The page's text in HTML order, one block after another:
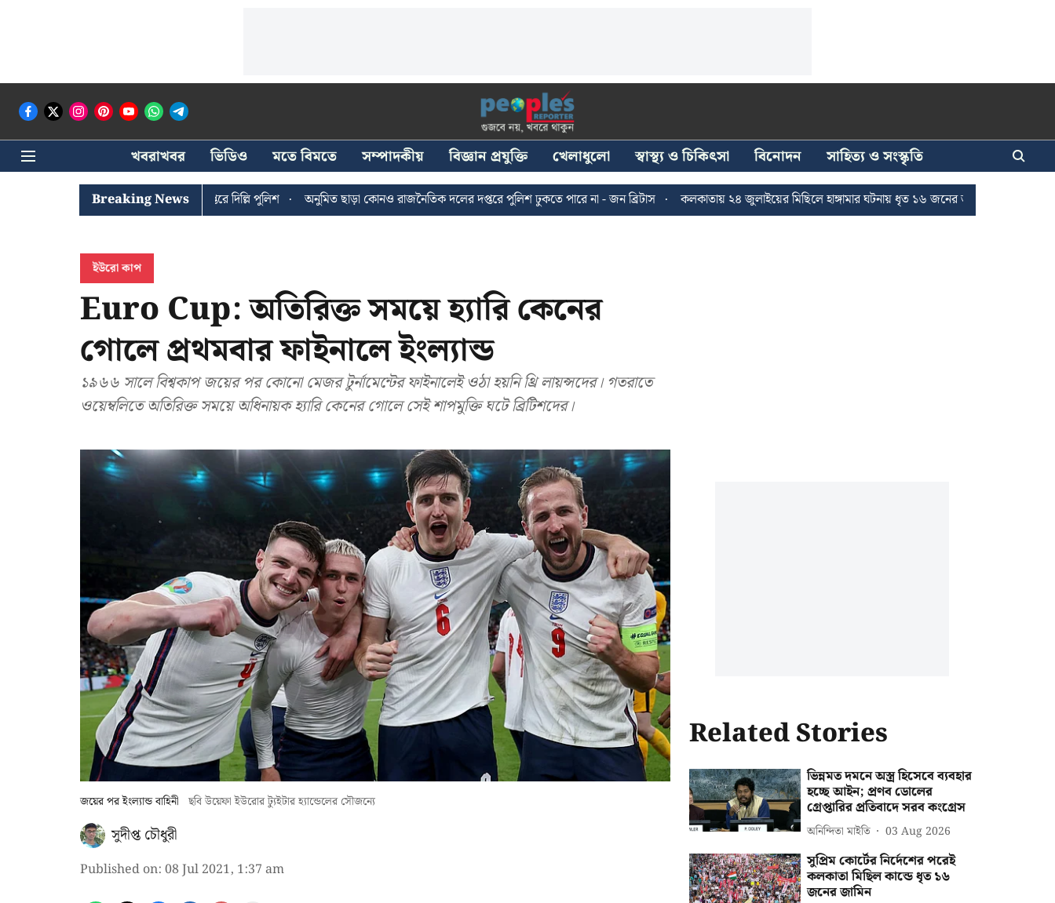
খবরাখবর ভিডিও মতে বিমতে সম্পাদকীয় বিজ্ঞান প্রযুক্তি খেলাধুলো স্বাস্থ্য ও চিকিৎসা বিনোদন সাহিত্য ও সংস্কৃতি
Breaking News
খোঁজে সিপিআইএম সদর দপ্তরে দিল্লি পুলিশ অনুমিত ছাড়া কোনও রাজনৈতিক দলের দপ্তরে পুলিশ ঢুকতে পারে না - জন ব্রিটাস কলকাতায় ২৪ জুলাইয়ের মিছিলে হাঙ্গামার ঘটনায় ধৃত ১৬ জনের জামিন দুর্নীতি দমনে রাজ্যে
ইউরো কাপ
Euro Cup: অতিরিক্ত সময়ে হ্যারি কেনের
গোলে প্রথমবার ফাইনালে ইংল্যান্ড
১৯৬৬ সালে বিশ্বকাপ জয়ের পর কোনো মেজর টুর্নামেন্টের ফাইনালেই ওঠা হয়নি থ্রি লায়ন্সদের। গতরাতে
ওয়েম্বলিতে অতিরিক্ত সময়ে অধিনায়ক হ্যারি কেনের গোলে সেই শাপমুক্তি ঘটে ব্রিটিশদের।
জয়ের পর ইংল্যান্ড বাহিনী ছবি উয়েফা ইউরোর ট‍্যুইটার হ‍্যান্ডেলের সৌজন্যে
সুদীপ্ত চৌধুরী
Published on: 08 Jul 2021, 1:37 am
Related Stories
ভিন্নমত দমনে অস্ত্র হিসেবে ব্যবহার
হচ্ছে আইন; প্রণব ডোলের
গ্রেপ্তারির প্রতিবাদে সরব কংগ্রেস
অনিন্দিতা মাইতি 03 Aug 2026
সুপ্রিম কোর্টের নির্দেশের পরেই
কলকাতা মিছিল কান্ডে ধৃত ১৬
জনের জামিন